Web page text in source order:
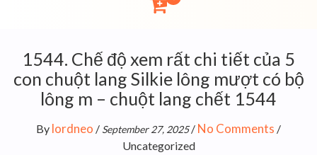
1544. Chế độ xem rất chi tiết của 5
con chuột lang Silkie lông mượt có bộ
lông m – chuột lang chết 1544
By lordneo / September 27, 2025/ No Comments /
Uncategorized